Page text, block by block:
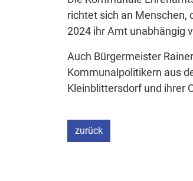
richtet sich an Menschen,
2024 ihr Amt unabhängig
Auch Bürgermeister
Kommunalpolitikern aus
Kleinblittersdorf und ihrer
zurück